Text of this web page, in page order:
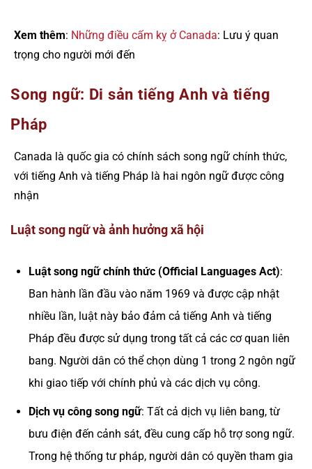
Xem thêm: Những điều cấm kỵ ở Canada: Lưu ý quan
trọng cho người mới đến
Song ngữ: Di sản tiếng Anh và tiếng
Pháp
Canada là quốc gia có chính sách song ngữ chính thức,
với tiếng Anh và tiếng Pháp là hai ngôn ngữ được công
nhận
Luật song ngữ và ảnh hưởng xã hội
Luật song ngữ chính thức (Official Languages Act):
Ban hành lần đầu vào năm 1969 và được cập nhật
nhiều lần, luật này bảo đảm cả tiếng Anh và tiếng
Pháp đều được sử dụng trong tất cả các cơ quan liên
bang. Người dân có thể chọn dùng 1 trong 2 ngôn ngữ
khi giao tiếp với chính phủ và các dịch vụ công.
Dịch vụ công song ngữ: Tất cả dịch vụ liên bang, từ
bưu điện đến cảnh sát, đều cung cấp hỗ trợ song ngữ.
Trong hệ thống tư pháp, người dân có quyền tham gia